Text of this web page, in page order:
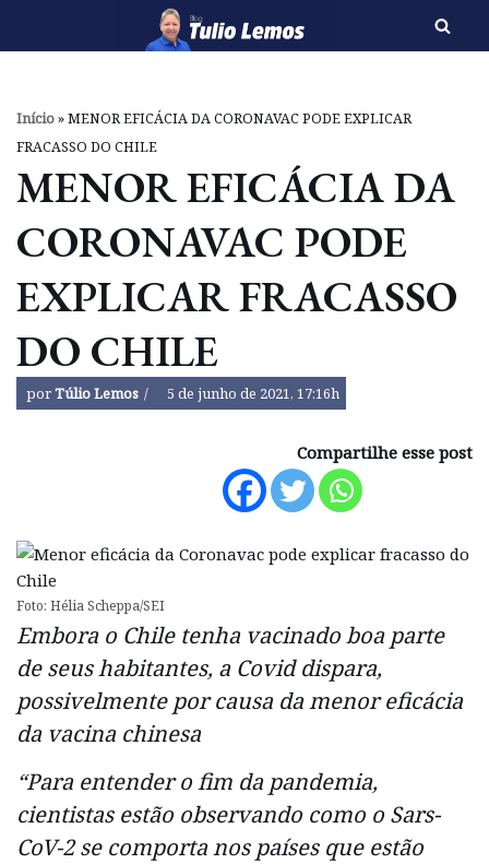
o
conteúdo
Início»MENOR EFICÁCIA DA CORONAVAC PODE EXPLICAR
FRACASSO DO CHILE
MENOR EFICÁCIA DA
CORONAVAC PODE
EXPLICAR FRACASSO
DO CHILE
porTúlio Lemos 5 de junho de 2021, 17:16h
Compartilhe esse post
Foto: Hélia Scheppa/SEI
Embora o Chile tenha vacinado boa parte
de seus habitantes, a Covid dispara,
possivelmente por causa da menor eficácia
da vacina chinesa
“Para entender o fim da pandemia,
cientistas estão observando como o Sars-
CoV-2 se comporta nos países que estão